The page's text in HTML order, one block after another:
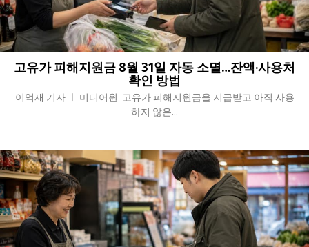
고유가 피해지원금 8월 31일 자동 소멸…잔액·사용처
확인 방법
이억재 기자 ㅣ 미디어원 고유가 피해지원금을 지급받고 아직 사용
하지 않은...